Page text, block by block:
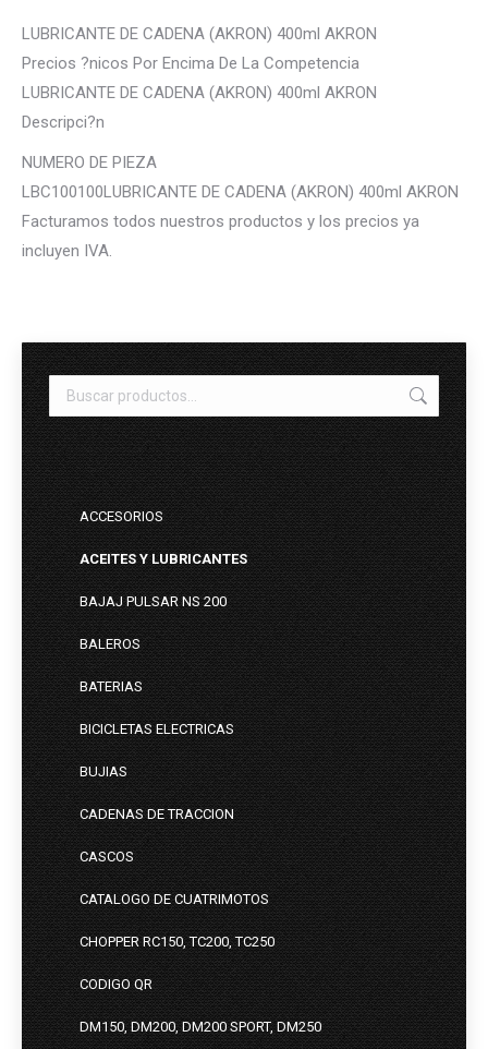
LUBRICANTE DE CADENA (AKRON) 400ml AKRON
Precios ?nicos Por Encima De La Competencia
LUBRICANTE DE CADENA (AKRON) 400ml AKRON
Descripci?n
NUMERO DE PIEZA
LBC100100LUBRICANTE DE CADENA (AKRON) 400ml AKRON
Facturamos todos nuestros productos y los precios ya
incluyen IVA.
ACCESORIOS
ACEITES Y LUBRICANTES
BAJAJ PULSAR NS 200
BALEROS
BATERIAS
BICICLETAS ELECTRICAS
BUJIAS
CADENAS DE TRACCION
CASCOS
CATALOGO DE CUATRIMOTOS
CHOPPER RC150, TC200, TC250
CODIGO QR
DM150, DM200, DM200 SPORT, DM250